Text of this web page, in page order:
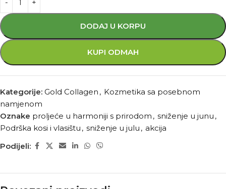
DODAJ U KORPU
KUPI ODMAH
Kategorije: Gold Collagen , Kozmetika sa posebnom
namjenom
Oznake proljeće u harmoniji s prirodom , sniženje u junu ,
Podrška kosi i vlasištu , sniženje u julu , akcija
Podijeli: